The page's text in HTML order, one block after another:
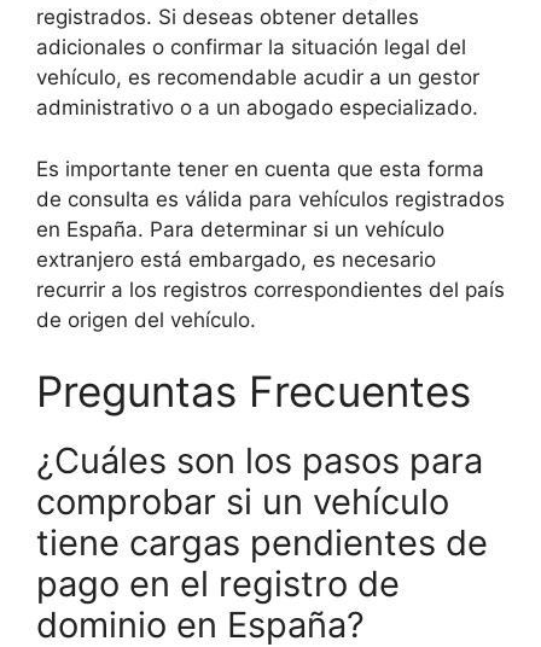
registrados. Si deseas obtener detalles
adicionales o confirmar la situación legal del
vehículo, es recomendable acudir a un gestor
administrativo o a un abogado especializado.
Es importante tener en cuenta que esta forma
de consulta es válida para vehículos registrados
en España. Para determinar si un vehículo
extranjero está embargado, es necesario
recurrir a los registros correspondientes del país
de origen del vehículo.
Preguntas Frecuentes
¿Cuáles son los pasos para
comprobar si un vehículo
tiene cargas pendientes de
pago en el registro de
dominio en España?